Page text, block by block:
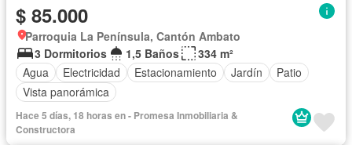
$ 85.000
Parroquia La Península, Cantón Ambato
3 Dormitorios
1,5 Baños
334 m²
Agua
Electricidad Estacionamiento Jardín
Patio
Vista panorámica
Hace 5 días, 18 horas en - Promesa Inmobiliaria &
Constructora